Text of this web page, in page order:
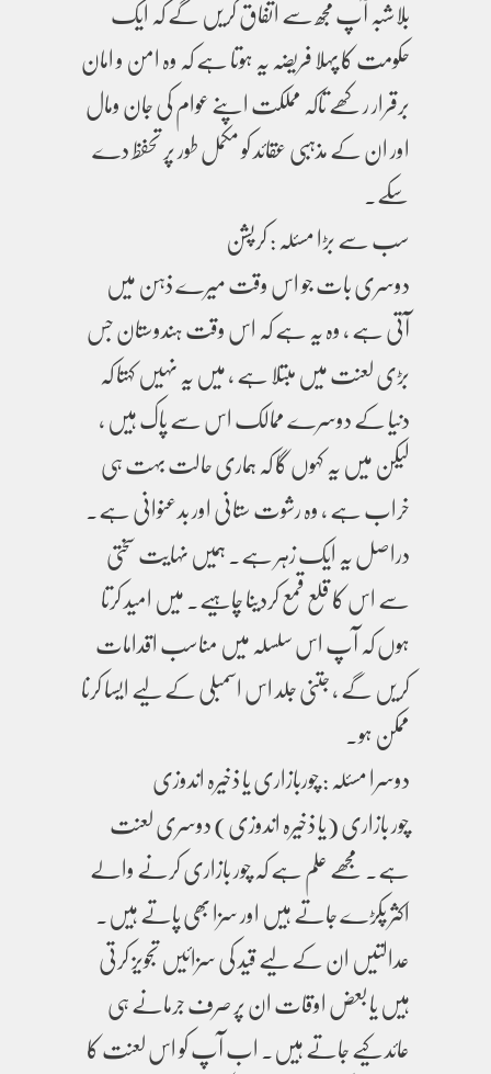
بلاشبہ آپ مجھ سے اتفاق کریں گے کہ ایک
حکومت کا پہلا فریضہ یہ ہوتا ہے کہ وہ امن و امان
برقرار رکھے تاکہ مملکت اپنے عوام کی جان ومال
اور ان کے مذہبی عقائد کو مکمل طور پر تحفظ دے
سکے۔
سب سے بڑا مسئلہ : کرپشن
دوسری بات جو اس وقت میرے ذہن میں
آتی ہے ، وہ یہ ہے کہ اس وقت ہندوستان جس
بڑی لعنت میں مبتلا ہے ، میں یہ نہیں کہتا کہ
دنیا کے دوسرے ممالک اس سے پاک ہیں ،
لیکن میں یہ کہوں گا کہ ہماری حالت بہت ہی
خراب ہے ، وہ رشوت ستانی اور بدعنوانی ہے۔
دراصل یہ ایک زہر ہے۔ ہمیں نہایت سختی
سے اس کا قلع قمع کردینا چاہیے۔ میں امید کرتا
ہوں کہ آپ اس سلسلہ میں مناسب اقدامات
کریں گے ، جتنی جلد اس اسمبلی کے لیے ایسا کرنا
ممکن ہو۔
دوسرا مسئلہ : چوربازاری یا ذخیرہ اندوزی
چور بازاری (یا ذخیرہ اندوزی) دوسری لعنت
ہے۔ مجھے علم ہے کہ چور بازاری کرنے والے
اکثر پکڑے جاتے ہیں اور سزا بھی پاتے ہیں۔
عدالتیں ان کے لیے قید کی سزائیں تجویز کرتی
ہیں یا بعض اوقات ان پر صرف جرمانے ہی
عائد کیے جاتے ہیں۔ اب آپ کو اس لعنت کا